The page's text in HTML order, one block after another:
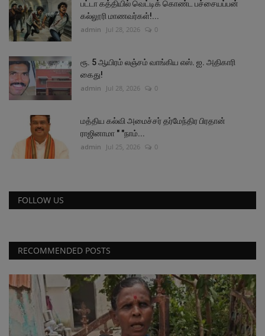
பட்டா கத்தியில் வெட்டிக் கொண்ட பச்சையப்பன்
கல்லூரி மாணவர்கள்!...
admin Jul 28, 2026 0
ரூ. 5 ஆயிரம் லஞ்சம் வாங்கிய எஸ். ஐ. அதிகாரி
கைது!
admin Jul 28, 2026 0
மத்திய கல்வி அமைச்சர் தர்மேந்திர பிரதான்
ராஜினாமா " "நாம்...
admin Jul 25, 2026 0
FOLLOW US
RECOMMENDED POSTS